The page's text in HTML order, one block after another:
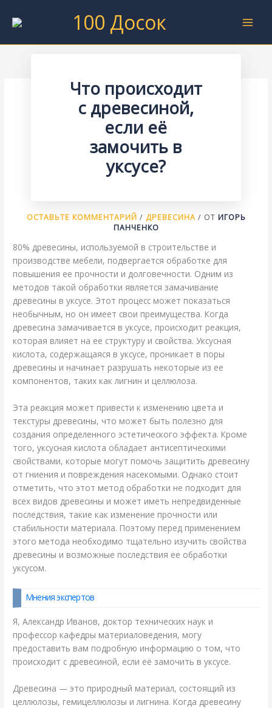
100 Досок
Что происходит
с древесиной,
если её
замочить в
уксусе?
ОСТАВЬТЕ КОММЕНТАРИЙ / ДРЕВЕСИНА/ ОТ ИГОРЬ
ПАНЧЕНКО
80% древесины, используемой в строительстве и
производстве мебели, подвергается обработке для
повышения ее прочности и долговечности. Одним из
методов такой обработки является замачивание
древесины в уксусе. Этот процесс может показаться
необычным, но он имеет свои преимущества. Когда
древесина замачивается в уксусе, происходит реакция,
которая влияет на ее структуру и свойства. Уксусная
кислота, содержащаяся в уксусе, проникает в поры
древесины и начинает разрушать некоторые из ее
компонентов, таких как лигнин и целлюлоза.
Эта реакция может привести к изменению цвета и
текстуры древесины, что может быть полезно для
создания определенного эстетического эффекта. Кроме
того, уксусная кислота обладает антисептическими
свойствами, которые могут помочь защитить древесину
от гниения и повреждения насекомыми. Однако стоит
отметить, что этот метод обработки не подходит для
всех видов древесины и может иметь непредвиденные
последствия, такие как изменение прочности или
стабильности материала. Поэтому перед применением
этого метода необходимо тщательно изучить свойства
древесины и возможные последствия ее обработки
уксусом.
Мнения экспертов
Я, Александр Иванов, доктор технических наук и
профессор кафедры материаловедения, могу
предоставить вам подробную информацию о том, что
происходит с древесиной, если её замочить в уксусе.
Древесина — это природный материал, состоящий из
целлюлозы, гемицеллюлозы и лигнина. Когда древесину